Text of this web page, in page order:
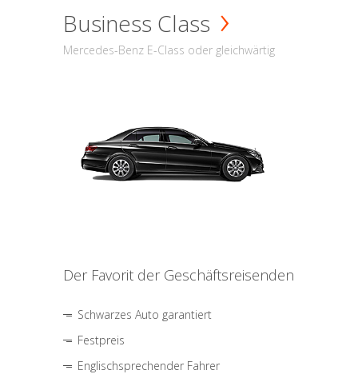
Business Class
Mercedes-Benz E-Class oder gleichwärtig
Der Favorit der Geschäftsreisenden
Schwarzes Auto garantiert
Festpreis
Englischsprechender Fahrer